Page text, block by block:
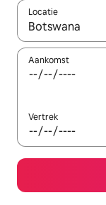
Locatie
Wanneer er
Aankomst
Vertrek